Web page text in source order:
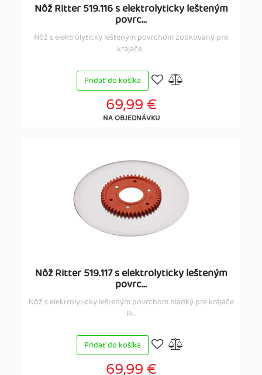
Nôž Ritter 519.116 s elektrolyticky lešteným
povrc...
Nôž s elektrolyticky lešteným povrchom zúbkovaný pre
krájače...
Pridať do košíka
69,99 €
NA OBJEDNÁVKU
Nôž Ritter 519.117 s elektrolyticky lešteným
povrc...
Nôž s elektrolyticky lešteným povrchom hladký pre krájače
Ri...
Pridať do košíka
69,99 €